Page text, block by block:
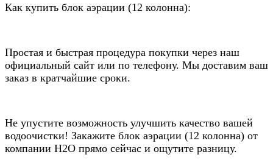
Как купить блок аэрации (12 колонна):
Простая и быстрая процедура покупки через наш
официальный сайт или по телефону. Мы доставим ваш
заказ в кратчайшие сроки.
Не упустите возможность улучшить качество вашей
водоочистки! Закажите блок аэрации (12 колонна) от
компании Н2О прямо сейчас и ощутите разницу.